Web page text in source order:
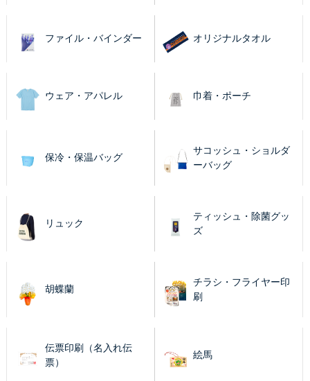
ファイル・バインダー オリジナルタオル
ウェア・アパレル 巾着・ポーチ
保冷・保温バッグ
サコッシュ・ショルダ
ーバッグ
リュック
ティッシュ・除菌グッ
ズ
胡蝶蘭
チラシ・フライヤー印
刷
伝票印刷（名入れ伝
票）
絵馬